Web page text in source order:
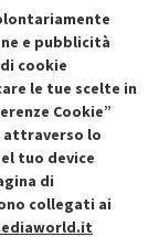
dal contratto qui
e pubblicità
cookie
le tue scelte in
Cookie”
attraverso lo
tuo device
di
collegati ai